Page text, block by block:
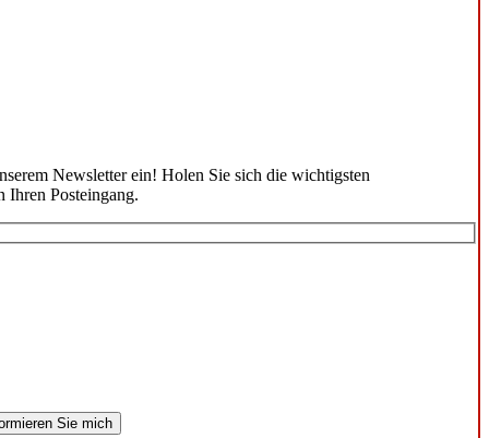
Newsletter ein! Holen Sie sich die wichtigsten
Ihren Posteingang.